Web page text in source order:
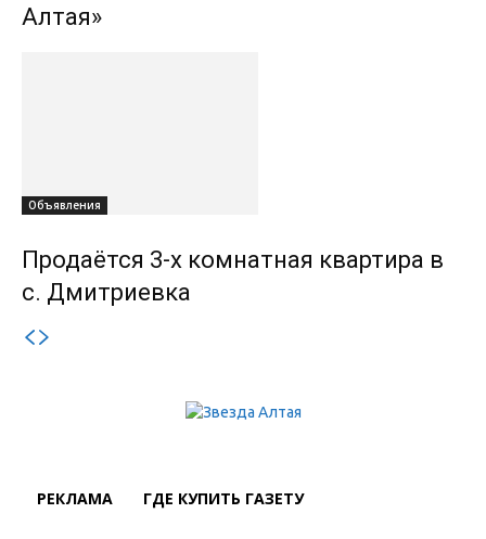
Алтая»
Объявления
Продаётся 3-х комнатная квартира в
с. Дмитриевка
РЕКЛАМА ГДЕ КУПИТЬ ГАЗЕТУ